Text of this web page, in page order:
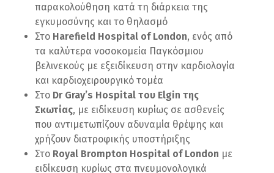
παρακολούθηση κατά τη διάρκεια της
εγκυμοσύνης και το θηλασμό
Στο Harefield Hospital of London, ενός από
τα καλύτερα νοσοκομεία Παγκόσμιου
βελινεκούς με εξειδίκευση στην καρδιολογία
και καρδιοχειρουργικό τομέα
Στο Dr Gray’s Hospital του Elgin της
Σκωτίας, με ειδίκευση κυρίως σε ασθενείς
που αντιμετωπίζουν αδυναμία θρέψης και
χρήζουν διατροφικής υποστήριξης
Στο Royal Brompton Hospital of London με
ειδίκευση κυρίως στα πνευμονολογικά